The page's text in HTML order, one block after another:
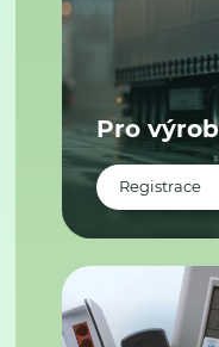
Pro
Registrace